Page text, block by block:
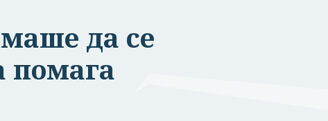
да се
помага